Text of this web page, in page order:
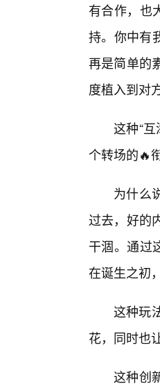
有合作，也
持。你中有
再是简单的
度植入到对
这种“
个转场的🔥
为什么
过去，好的
干涸。通过
在诞生之初
这种玩
花，同时也
这种创